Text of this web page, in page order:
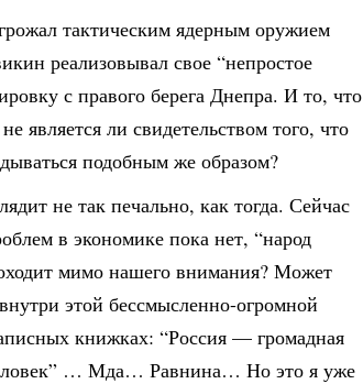
тактическим ядерным оружием
реализовывал свое “непростое
с правого берега Днепра. И то, что
является ли свидетельством того, что
подобным же образом?
не так печально, как тогда. Сейчас
в экономике пока нет, “народ
мимо нашего внимания? Может
этой бессмысленно-огромной
книжках: “Россия — громадная
… Мда… Равнина… Но это я уже